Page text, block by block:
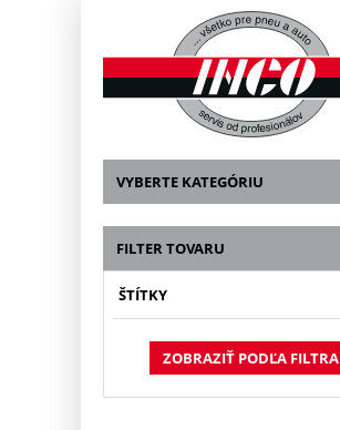
VYBERTE KATEGÓRIU
FILTER TOVARU
ŠTÍTKY
ZOBRAZIŤ PODĽA FILTRA